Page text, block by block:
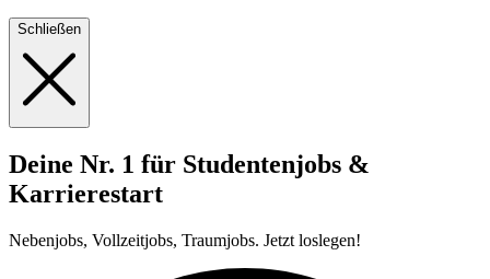
Schließen
Deine Nr. 1 für Studentenjobs &
Karrierestart
Nebenjobs, Vollzeitjobs, Traumjobs. Jetzt loslegen!